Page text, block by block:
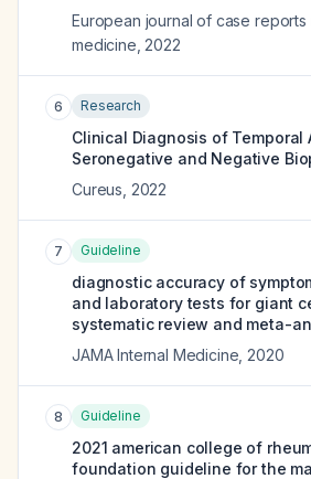
European journal of case reports
medicine 2022
6 Research
Clinical Diagnosis of Temporal
Seronegative and Negative
Cureus 2022
7 Guideline
diagnostic accuracy of
and laboratory tests for giant
systematic review and meta-
JAMA Internal Medicine 2020
8 Guideline
2021 american college of
foundation guideline for the